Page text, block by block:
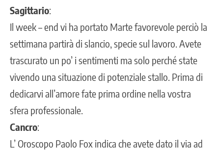
Sagittario:
Il week – end vi ha portato Marte favorevole perciò la
settimana partirà di slancio, specie sul lavoro. Avete
trascurato un po’ i sentimenti ma solo perché state
vivendo una situazione di potenziale stallo. Prima di
dedicarvi all’amore fate prima ordine nella vostra
sfera professionale.
Cancro:
L’ Oroscopo Paolo Fox indica che avete dato il via ad